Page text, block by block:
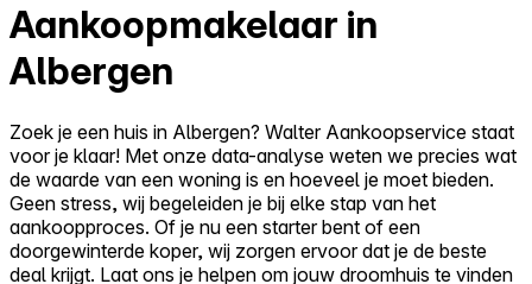
Aankoopmakelaar in
Albergen
Zoek je een huis in Albergen? Walter Aankoopservice staat
voor je klaar! Met onze data-analyse weten we precies wat
de waarde van een woning is en hoeveel je moet bieden.
Geen stress, wij begeleiden je bij elke stap van het
aankoopproces. Of je nu een starter bent of een
doorgewinterde koper, wij zorgen ervoor dat je de beste
deal krijgt. Laat ons je helpen om jouw droomhuis te vinden